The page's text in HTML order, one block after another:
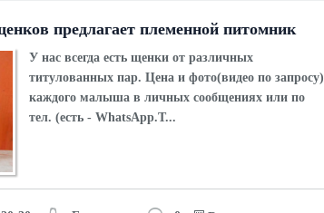
предлагает племенной питомник
У нас всегда есть щенки от различных
титулованных пар. Цена и фото(видео по запросу)
каждого малыша в личных сообщениях или по
тел. (есть - WhatsApp.T...